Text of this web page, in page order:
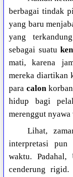
berbagai tindak
yang baru
yang
sebagai suatu
mati, karena
mereka diartikan
paracalonkorban
hidup bagi
merenggut nyawa
Lihat,
interpretasi pun
waktu. Padahal,
cenderung rigid.